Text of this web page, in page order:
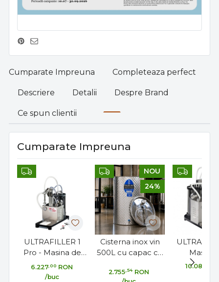
Cumparate Impreuna Completeaza perfect
Descriere Detalii Despre Brand
Ce spun clientii
Cumparate Impreuna
ULTRAFILLER 1
Pro - Masina de
Umplere si
Imbuteliere Sticle
6.227 ,00 RON
/buc
NOU
24%
Cisterna inox vin
500L cu capac cu
gonflabila – AISI
2.755 ,54 RON
Masina
10.087